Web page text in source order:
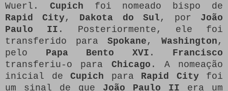
Wuerl. Cupich foi nomeado bispo de
Rapid City, Dakota do Sul , por João
Paulo II . Posteriormente, ele foi
transferido para Spokane , Washington ,
pelo Papa Bento XVI . Francisco
transferiu-o para Chicago . A nomeação
inicial de Cupich para Rapid Cityfoi
um sinal de que João Paulo II era um